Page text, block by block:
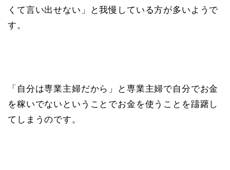
くて言い出せない」と我慢している方が多いようで
す。
「自分は専業主婦だから」と専業主婦で自分でお金
を稼いでないということでお金を使うことを躊躇し
てしまうのです。